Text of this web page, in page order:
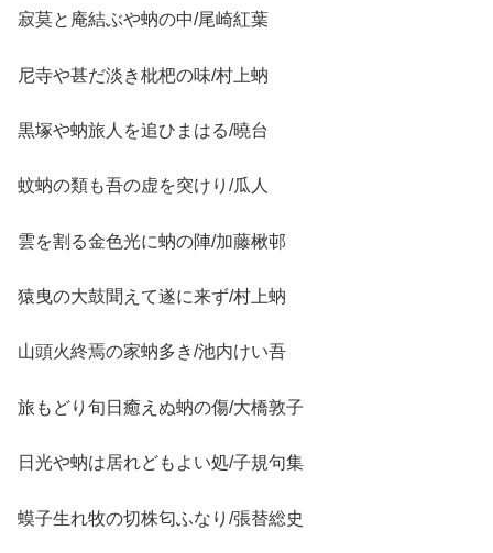
寂莫と庵結ぶや蚋の中/尾崎紅葉
尼寺や甚だ淡き枇杷の味/村上蚋
黒塚や蚋旅人を追ひまはる/曉台
蚊蚋の類も吾の虚を突けり/瓜人
雲を割る金色光に蚋の陣/加藤楸邨
猿曳の大鼓聞えて遂に来ず/村上蚋
山頭火終焉の家蚋多き/池内けい吾
旅もどり旬日癒えぬ蚋の傷/大橋敦子
日光や蚋は居れどもよい処/子規句集
蟆子生れ牧の切株匂ふなり/張替総史